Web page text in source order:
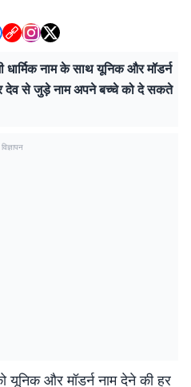
नाम के साथ यूनिक और मॉडर्न
देव से जुड़े नाम अपने बच्चे को दे सकते
विज्ञापन
यूनिक और मॉडर्न नाम देने की हर